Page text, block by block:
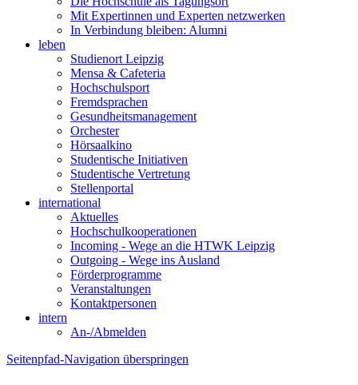
Mit Expertinnen und Experten netzwerken
In Verbindung bleiben: Alumni
leben
Studienort Leipzig
Mensa & Cafeteria
Hochschulsport
Fremdsprachen
Gesundheitsmanagement
Orchester
Hörsaalkino
Studentische Initiativen
Studentische Vertretung
Stellenportal
international
Aktuelles
Hochschulkooperationen
Incoming - Wege an die HTWK Leipzig
Outgoing - Wege ins Ausland
Förderprogramme
Veranstaltungen
Kontaktpersonen
intern
An-/Abmelden
Seitenpfad-Navigation überspringen